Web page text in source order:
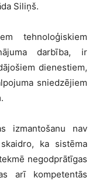
Siliņš.
tehnoloģiskiem
darbība, ir
dienestiem,
sniedzējiem
izmantošanu nav
ka sistēma
negodprātīgas
arī kompetentās